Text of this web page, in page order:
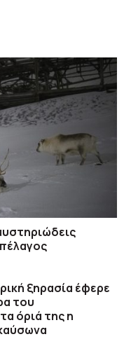
ξηρασία έφερε
του
όριά της η